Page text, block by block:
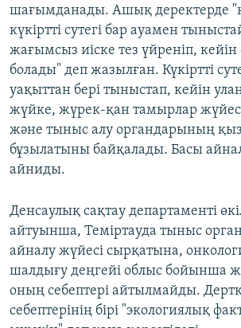
шағымданады. Ашық деректерде
күкіртті сутегі бар ауамен
жағымсыз иіске тез үйреніп, кейін
болады" деп жазылған. Күкіртті
уақыттан бері тыныстап, кейін
жүйке, жүрек-қан тамырлар
және тыныс алу органдарының
бұзылатыны байқалады. Басы
айниды.
Денсаулық сақтау департаменті
айтуынша, Теміртауда тыныс
айналу жүйесі сырқатына,
шалдығу деңгейі облыс бойынша
оның себептері айтылмайды.
себептерінің бірі "экологиялық